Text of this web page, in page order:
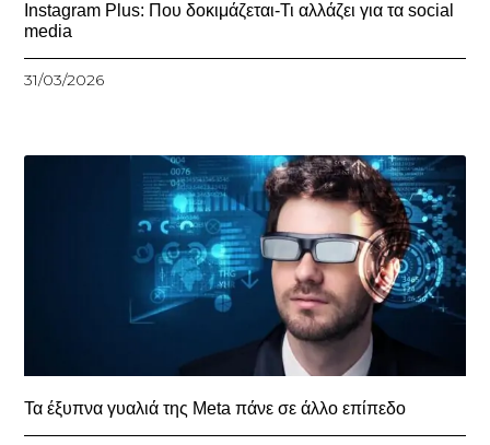
Instagram Plus: Που δοκιμάζεται-Τι αλλάζει για τα social
media
31/03/2026
Τα έξυπνα γυαλιά της Meta πάνε σε άλλο επίπεδο